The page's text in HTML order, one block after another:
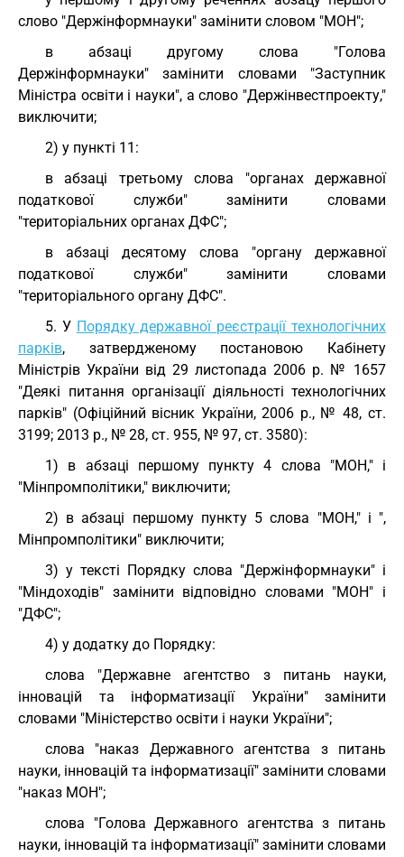
слово "Держінформнауки" замінити словом "МОН";
в абзаці другому слова "Голова
Держінформнауки" замінити словами "Заступник
Міністра освіти і науки", а слово "Держінвестпроекту,"
виключити;
2) у пункті 11:
в абзаці третьому слова "органах державної
податкової служби" замінити словами
"територіальних органах ДФС";
в абзаці десятому слова "органу державної
податкової служби" замінити словами
"територіального органу ДФС".
5. У Порядку державної реєстрації технологічних
парків, затвердженому постановою Кабінету
Міністрів України від 29 листопада 2006 р. № 1657
"Деякі питання організації діяльності технологічних
парків" (Офіційний вісник України, 2006 р., № 48, ст.
3199; 2013 р., № 28, ст. 955, № 97, ст. 3580):
1) в абзаці першому пункту 4 слова "МОН," і
"Мінпромполітики," виключити;
2) в абзаці першому пункту 5 слова "МОН," і ",
Мінпромполітики" виключити;
3) у тексті Порядку слова "Держінформнауки" і
"Міндоходів" замінити відповідно словами "МОН" і
"ДФС";
4) у додатку до Порядку:
слова "Державне агентство з питань науки,
інновацій та інформатизації України" замінити
словами "Міністерство освіти і науки України";
слова "наказ Державного агентства з питань
науки, інновацій та інформатизації" замінити словами
"наказ МОН";
слова "Голова Державного агентства з питань
науки, інновацій та інформатизації" замінити словами